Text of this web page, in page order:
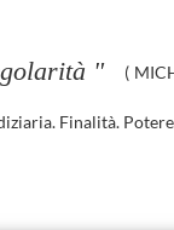
" (
Finalità.